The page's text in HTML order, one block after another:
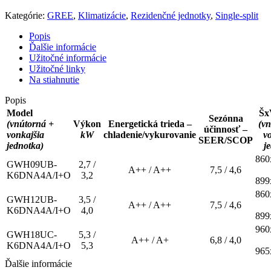
Kategórie: GREE, Klimatizácie, Rezidenčné jednotky, Single-split
Popis
Ďalšie informácie
Užitočné informácie
Užitočné linky
Na stiahnutie
Popis
Model
(vnútorná +
vonkajšia
jednotka)
Výkon
kW
Energetická trieda –
chladenie/vykurovanie
Sezónna
účinnosť –
SEER/SCOP
GWH09UB-
K6DNA4A/I+O
2,7 /
3,2
A++ / A++ 7,5 / 4,6
GWH12UB-
K6DNA4A/I+O
3,5 /
4,0
A++ / A++ 7,5 / 4,6
GWH18UC-
K6DNA4A/I+O
5,3 /
5,3
A++ / A+ 6,8 / 4,0
Ďalšie informácie